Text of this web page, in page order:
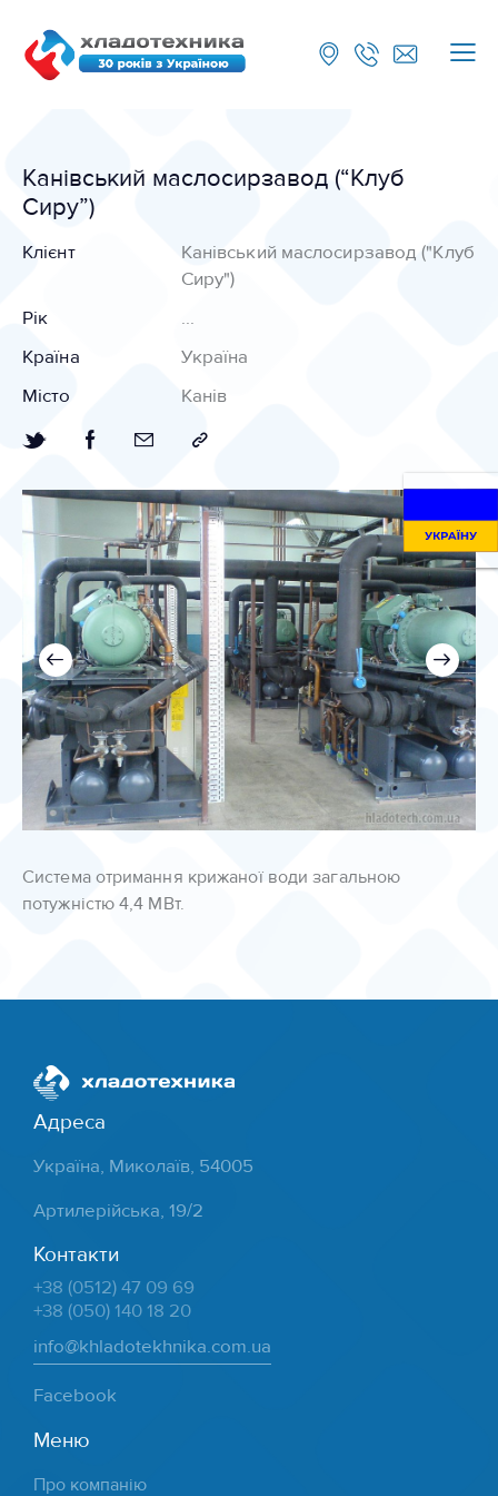
Канівський маслосирзавод (“Клуб
Сиру”)
Система отримання крижаної води загальною
потужністю 4,4 МВт.
Клієнт
Канівський маслосирзавод ("Клуб
Сиру")
Рік
...
Країна
Україна
Місто
Канів
Адреса
Україна, Миколаїв, 54005
Артилерійська, 19/2
Контакти
+38 (0512) 47 09 69
+38 (050) 140 18 20
info@khladotekhnika.com.ua
Facebook
Меню
Про компанію